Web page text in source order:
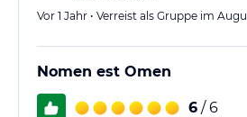
Vor 1 Jahr • Verreist als Gruppe im
Nomen est Omen
6 / 6